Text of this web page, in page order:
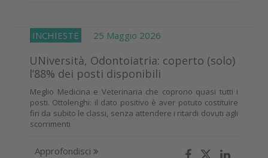
INCHIESTE 25 Maggio 2026
UNiversità, Odontoiatria: coperto (solo)
l’88% dei posti disponibili
Meglio Medicina e Veterinaria che coprono quasi tutti i
posti. Ottolenghi: il dato positivo è aver potuto costituire
fin da subito le classi, senza attendere i ritardi dovuti agli
scorrimenti
Approfondisci